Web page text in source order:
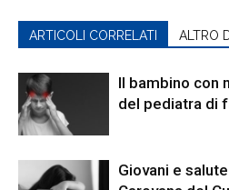
ARTICOLI CORRELATI ALTRO
Il bambino con
del pediatra di
Giovani e